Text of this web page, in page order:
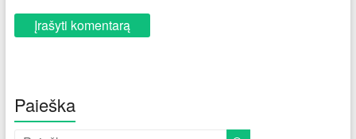
Paieška